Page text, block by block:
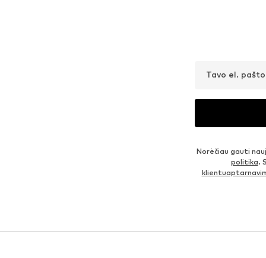
Tavo el.
Norėčiau gauti
politika.